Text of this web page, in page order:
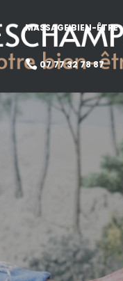
MASSAGE BIEN-ÊTRE
 07 77 32 78 87